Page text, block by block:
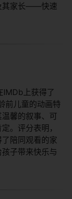
其家长——快速
上获得了​
前儿童的动画特
馨的叙事、可
。评分表明，
陪同观看的家
子带来快乐与